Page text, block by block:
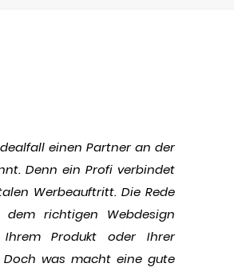
einen Partner an der
Denn ein Profi verbindet
Werbeauftritt. Die Rede
richtigen Webdesign
Produkt oder Ihrer
was macht eine gute